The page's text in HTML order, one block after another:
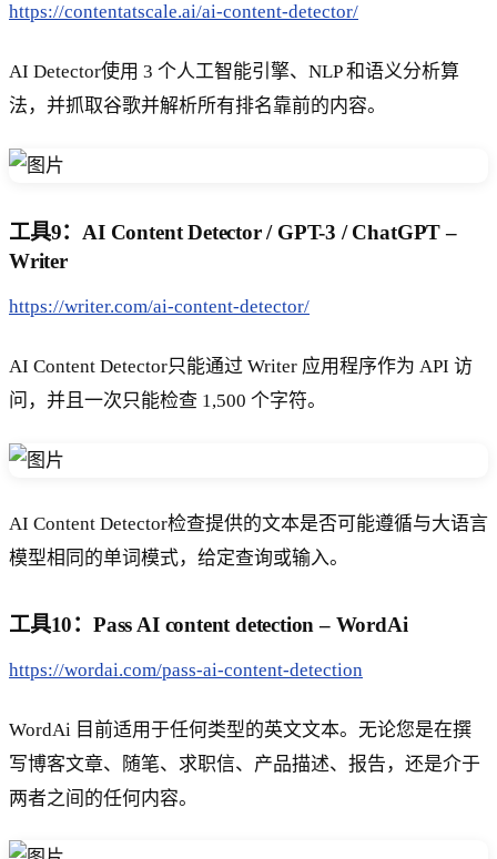
https://contentatscale.ai/ai-content-detector/
AI Detector使用 3 个人工智能引擎、NLP 和语义分析算
法，并抓取谷歌并解析所有排名靠前的内容。
工具9：AI Content Detector / GPT-3 / ChatGPT –
Writer
https://writer.com/ai-content-detector/
AI Content Detector只能通过 Writer 应用程序作为 API 访
问，并且一次只能检查 1,500 个字符。
AI Content Detector检查提供的文本是否可能遵循与大语言
模型相同的单词模式，给定查询或输入。
工具10：Pass AI content detection – WordAi
https://wordai.com/pass-ai-content-detection
WordAi 目前适用于任何类型的英文文本。无论您是在撰
写博客文章、随笔、求职信、产品描述、报告，还是介于
两者之间的任何内容。